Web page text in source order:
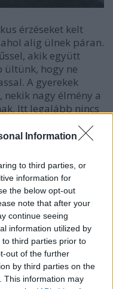
Information
to third parties, or
information for
the below opt-out
note that after your
continue seeing
information utilized by
third parties prior to
out of the further
by third parties on the
This information may
érzéseket kelt
alig ülnek páran.
akik együtt
ültünk, hogy ne
A gyerekek
nagy élmény a
Itt legalább nincs
nem akar itt
próbál
vagyok itt - mondja.
ezt-azt, és
fújtat maga
földre a tálcát, és
neki ez
és a pincér